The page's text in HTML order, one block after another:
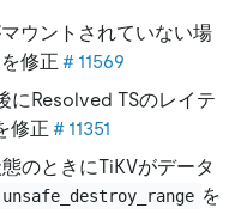
ウントされていない場
修正 ＃11569
にResolved TSのレイテ
修正 ＃11351
のときにTiKVがデータ
unsafe_destroy_range を